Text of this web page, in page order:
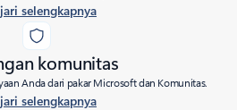
selengkapnya
komunitas
Anda dari pakar Microsoft dan Komunitas.
selengkapnya